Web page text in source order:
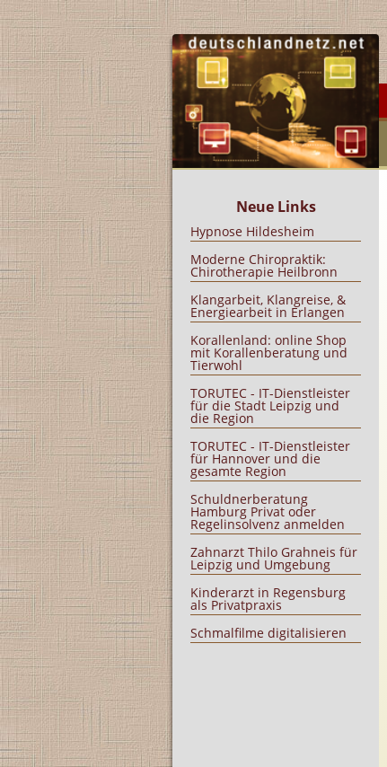
Neue Links
Hypnose Hildesheim
Moderne Chiropraktik:
Chirotherapie Heilbronn
Klangarbeit, Klangreise, &
Energiearbeit in Erlangen
Korallenland: online Shop
mit Korallenberatung und
Tierwohl
TORUTEC - IT-Dienstleister
für die Stadt Leipzig und
die Region
TORUTEC - IT-Dienstleister
für Hannover und die
gesamte Region
Schuldnerberatung
Hamburg Privat oder
Regelinsolvenz anmelden
Zahnarzt Thilo Grahneis für
Leipzig und Umgebung
Kinderarzt in Regensburg
als Privatpraxis
Schmalfilme digitalisieren